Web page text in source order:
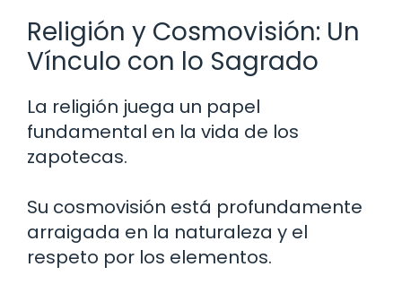
Religión y Cosmovisión: Un
Vínculo con lo Sagrado
La religión juega un papel
fundamental en la vida de los
zapotecas.
Su cosmovisión está profundamente
arraigada en la naturaleza y el
respeto por los elementos.